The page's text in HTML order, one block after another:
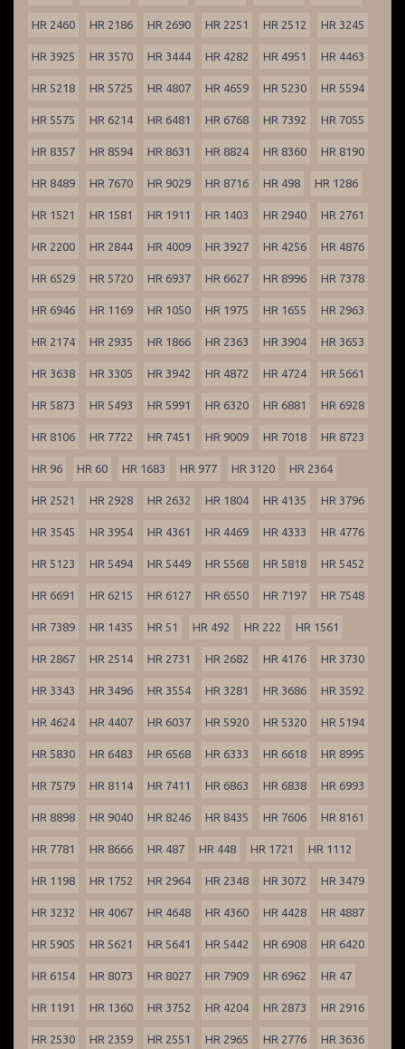
HR 2460 HR 2186 HR 2690 HR 2251 HR 2512 HR 3245
HR 3925 HR 3570 HR 3444 HR 4282 HR 4951 HR 4463
HR 5218 HR 5725 HR 4807 HR 4659 HR 5230 HR 5594
HR 5575 HR 6214 HR 6481 HR 6768 HR 7392 HR 7055
HR 8357 HR 8594 HR 8631 HR 8824 HR 8360 HR 8190
HR 8489 HR 7670 HR 9029 HR 8716 HR 498 HR 1286
HR 1521 HR 1581 HR 1911 HR 1403 HR 2940 HR 2761
HR 2200 HR 2844 HR 4009 HR 3927 HR 4256 HR 4876
HR 6529 HR 5720 HR 6937 HR 6627 HR 8996 HR 7378
HR 6946 HR 1169 HR 1050 HR 1975 HR 1655 HR 2963
HR 2174 HR 2935 HR 1866 HR 2363 HR 3904 HR 3653
HR 3638 HR 3305 HR 3942 HR 4872 HR 4724 HR 5661
HR 5873 HR 5493 HR 5991 HR 6320 HR 6881 HR 6928
HR 8106 HR 7722 HR 7451 HR 9009 HR 7018 HR 8723
HR 96 HR 60 HR 1683 HR 977 HR 3120 HR 2364
HR 2521 HR 2928 HR 2632 HR 1804 HR 4135 HR 3796
HR 3545 HR 3954 HR 4361 HR 4469 HR 4333 HR 4776
HR 5123 HR 5494 HR 5449 HR 5568 HR 5818 HR 5452
HR 6691 HR 6215 HR 6127 HR 6550 HR 7197 HR 7548
HR 7389 HR 1435 HR 51 HR 492 HR 222 HR 1561
HR 2867 HR 2514 HR 2731 HR 2682 HR 4176 HR 3730
HR 3343 HR 3496 HR 3554 HR 3281 HR 3686 HR 3592
HR 4624 HR 4407 HR 6037 HR 5920 HR 5320 HR 5194
HR 5830 HR 6483 HR 6568 HR 6333 HR 6618 HR 8995
HR 7579 HR 8114 HR 7411 HR 6863 HR 6838 HR 6993
HR 8898 HR 9040 HR 8246 HR 8435 HR 7606 HR 8161
HR 7781 HR 8666 HR 487 HR 448 HR 1721 HR 1112
HR 1198 HR 1752 HR 2964 HR 2348 HR 3072 HR 3479
HR 3232 HR 4067 HR 4648 HR 4360 HR 4428 HR 4887
HR 5905 HR 5621 HR 5641 HR 5442 HR 6908 HR 6420
HR 6154 HR 8073 HR 8027 HR 7909 HR 6962 HR 47
HR 1191 HR 1360 HR 3752 HR 4204 HR 2873 HR 2916
HR 2530 HR 2359 HR 2551 HR 2965 HR 2776 HR 3636